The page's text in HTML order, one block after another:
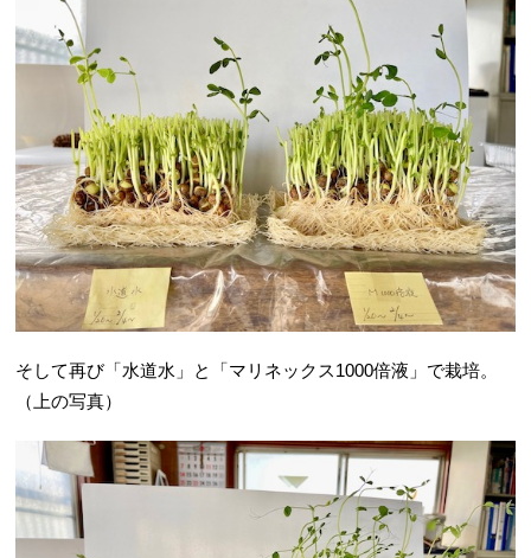
そして再び「水道水」と「マリネックス1000倍液」で栽培。
（上の写真）